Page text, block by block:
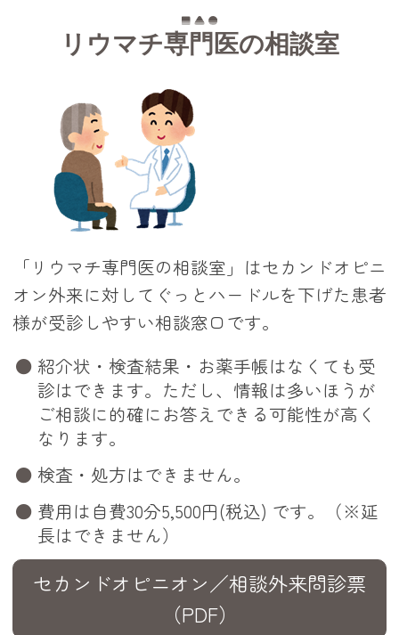
リウマチ専門医の相談室
「リウマチ専門医の相談室」はセカンドオピニ
オン外来に対してぐっとハードルを下げた患者
様が受診しやすい相談窓口です。
紹介状・検査結果・お薬手帳はなくても受
診はできます。ただし、情報は多いほうが
ご相談に的確にお答えできる可能性が高く
なります。
検査・処方はできません。
費用は自費30分5,500円(税込) です。（※延
長はできません）
セカンドオピニオン／相談外来問診票
（PDF）